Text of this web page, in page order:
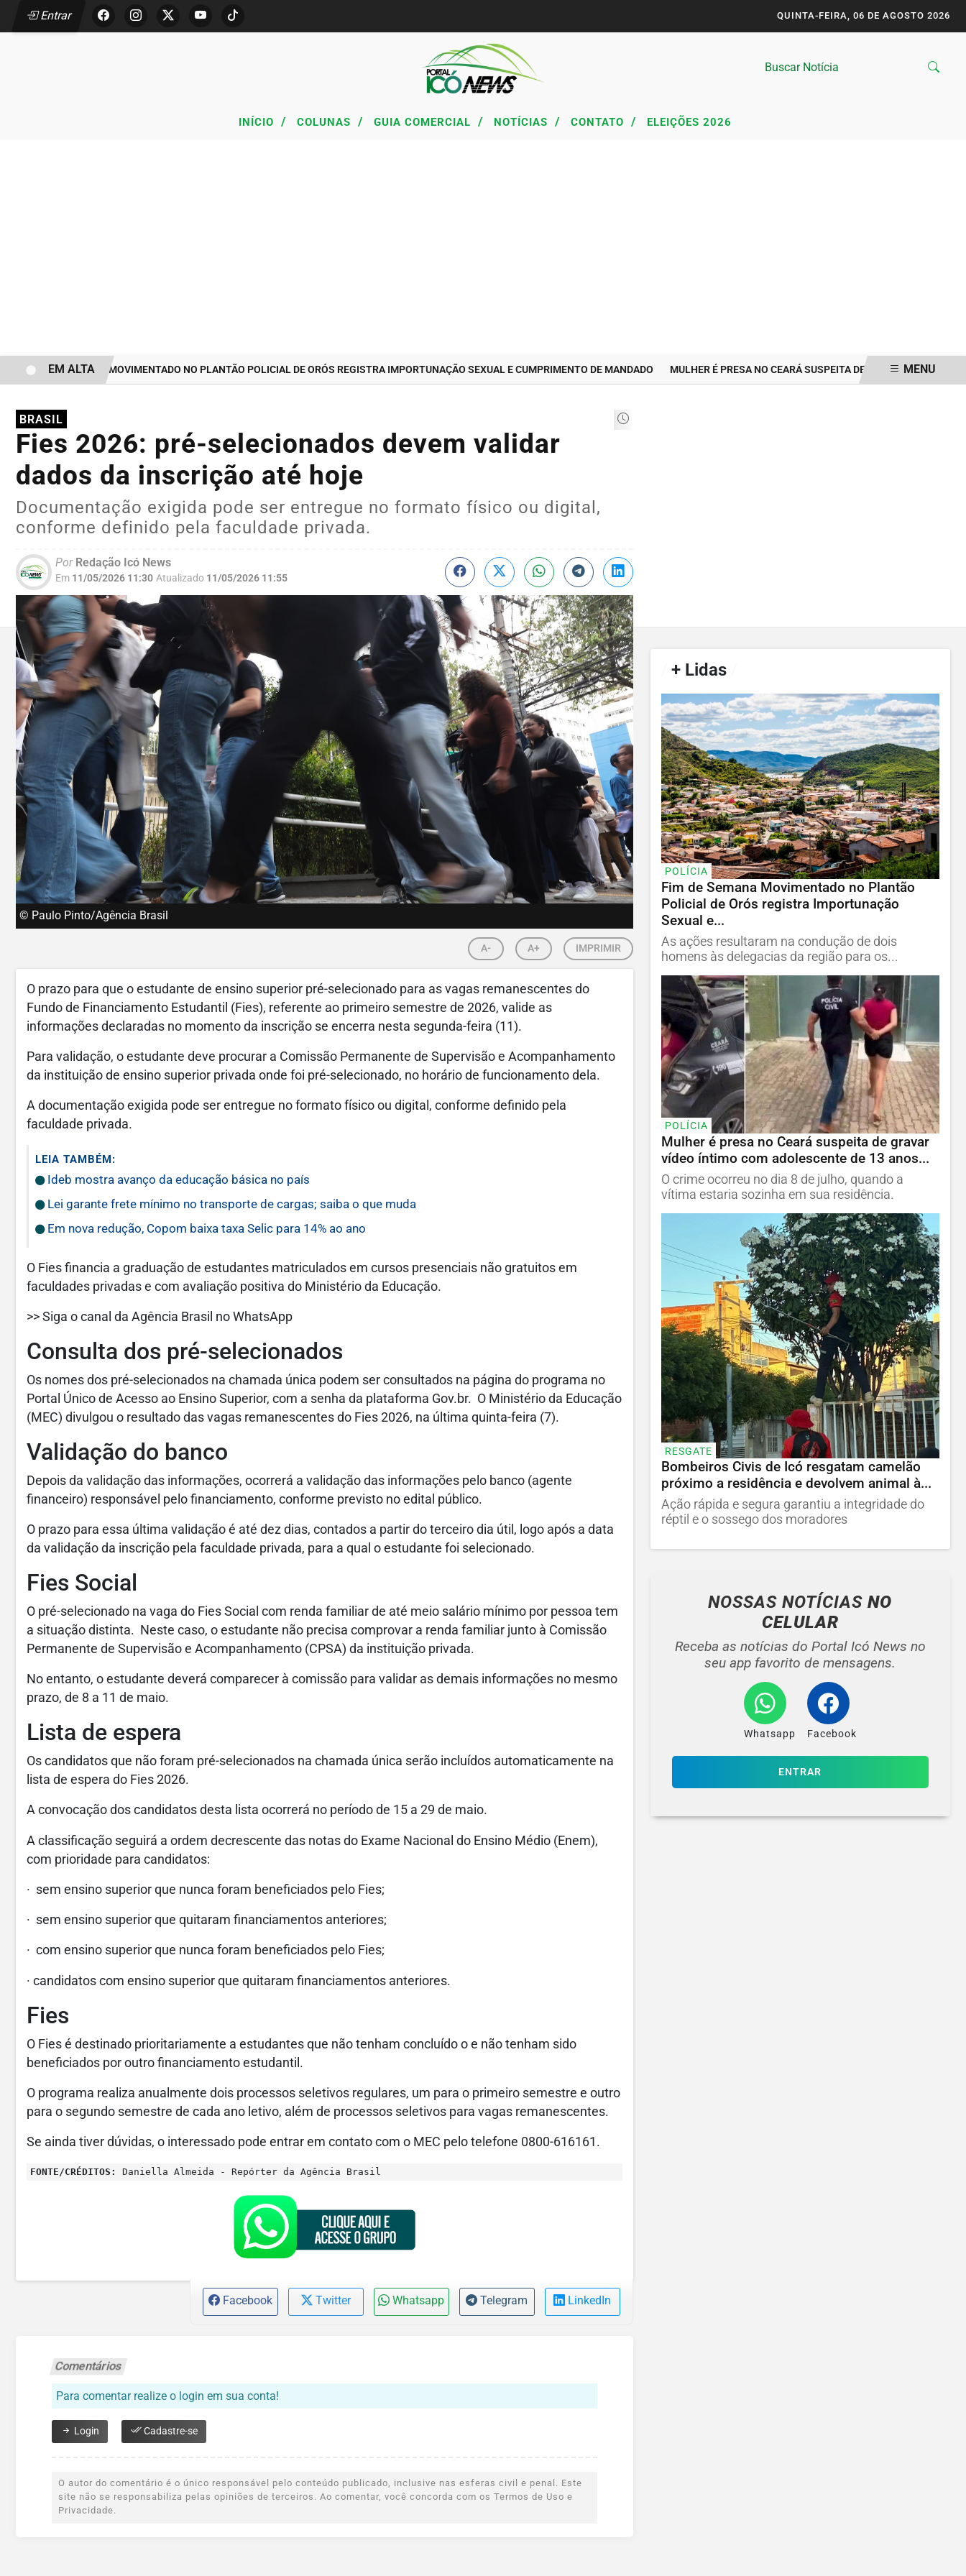
Entrar QUINTA-FEIRA, 06 DE AGOSTO 2026
INÍCIO / COLUNAS / GUIA COMERCIAL / NOTÍCIAS / CONTATO / ELEIÇÕES 2026
FIM DE SEMANA MOVIMENTADO NO PLANTÃO POLICIAL DE ORÓS REGISTRA IMPORTUNAÇÃO SEXUAL E CUMPRIMENTO DE MANDADO MULHER É PRESA NO CEARÁ SUSPEITA DE GRAVAR VÍDEO ÍNTIMO
EM ALTA MENU
BRASIL
Fies 2026: pré-selecionados devem validar
dados da inscrição até hoje
Documentação exigida pode ser entregue no formato físico ou digital,
conforme definido pela faculdade privada.
PorRedação Icó News
Em 11/05/2026 11:30 Atualizado 11/05/2026 11:55
© Paulo Pinto/Agência Brasil
A- A+ IMPRIMIR
O prazo para que o estudante de ensino superior pré-selecionado para as vagas remanescentes do
Fundo de Financiamento Estudantil (Fies), referente ao primeiro semestre de 2026, valide as
informações declaradas no momento da inscrição se encerra nesta segunda-feira (11).
Para validação, o estudante deve procurar a Comissão Permanente de Supervisão e Acompanhamento
da instituição de ensino superior privada onde foi pré-selecionado, no horário de funcionamento dela.
A documentação exigida pode ser entregue no formato físico ou digital, conforme definido pela
faculdade privada.
LEIA TAMBÉM:
Ideb mostra avanço da educação básica no país
Lei garante frete mínimo no transporte de cargas; saiba o que muda
Em nova redução, Copom baixa taxa Selic para 14% ao ano
O Fies financia a graduação de estudantes matriculados em cursos presenciais não gratuitos em
faculdades privadas e com avaliação positiva do Ministério da Educação.
>> Siga o canal da Agência Brasil no WhatsApp
Consulta dos pré-selecionados
Os nomes dos pré-selecionados na chamada única podem ser consultados na página do programa no
Portal Único de Acesso ao Ensino Superior, com a senha da plataforma Gov.br. O Ministério da Educação
(MEC) divulgou o resultado das vagas remanescentes do Fies 2026, na última quinta-feira (7).
Validação do banco
Depois da validação das informações, ocorrerá a validação das informações pelo banco (agente
financeiro) responsável pelo financiamento, conforme previsto no edital público.
O prazo para essa última validação é até dez dias, contados a partir do terceiro dia útil, logo após a data
da validação da inscrição pela faculdade privada, para a qual o estudante foi selecionado.
Fies Social
O pré-selecionado na vaga do Fies Social com renda familiar de até meio salário mínimo por pessoa tem
a situação distinta. Neste caso, o estudante não precisa comprovar a renda familiar junto à Comissão
Permanente de Supervisão e Acompanhamento (CPSA) da instituição privada.
No entanto, o estudante deverá comparecer à comissão para validar as demais informações no mesmo
prazo, de 8 a 11 de maio.
Lista de espera
Os candidatos que não foram pré-selecionados na chamada única serão incluídos automaticamente na
lista de espera do Fies 2026.
A convocação dos candidatos desta lista ocorrerá no período de 15 a 29 de maio.
A classificação seguirá a ordem decrescente das notas do Exame Nacional do Ensino Médio (Enem),
com prioridade para candidatos:
· sem ensino superior que nunca foram beneficiados pelo Fies;
· sem ensino superior que quitaram financiamentos anteriores;
· com ensino superior que nunca foram beneficiados pelo Fies;
· candidatos com ensino superior que quitaram financiamentos anteriores.
Fies
O Fies é destinado prioritariamente a estudantes que não tenham concluído o e não tenham sido
beneficiados por outro financiamento estudantil.
O programa realiza anualmente dois processos seletivos regulares, um para o primeiro semestre e outro
para o segundo semestre de cada ano letivo, além de processos seletivos para vagas remanescentes.
Se ainda tiver dúvidas, o interessado pode entrar em contato com o MEC pelo telefone 0800-616161.
FONTE/CRÉDITOS: Daniella Almeida - Repórter da Agência Brasil
Facebook Twitter Whatsapp Telegram LinkedIn
Comentários
Para comentar realize o login em sua conta!
Login Cadastre-se
O autor do comentário é o único responsável pelo conteúdo publicado, inclusive nas esferas civil e penal. Este
site não se responsabiliza pelas opiniões de terceiros. Ao comentar, você concorda com os Termos de Uso e
Privacidade.
+ Lidas
POLÍCIA
Fim de Semana Movimentado no Plantão
Policial de Orós registra Importunação
Sexual e...
As ações resultaram na condução de dois
homens às delegacias da região para os...
POLÍCIA
Mulher é presa no Ceará suspeita de gravar
vídeo íntimo com adolescente de 13 anos...
O crime ocorreu no dia 8 de julho, quando a
vítima estaria sozinha em sua residência.
RESGATE
Bombeiros Civis de Icó resgatam camelão
próximo a residência e devolvem animal à...
Ação rápida e segura garantiu a integridade do
réptil e o sossego dos moradores
NOSSAS NOTÍCIASNO
CELULAR
Receba as notícias do Portal Icó News no
seu app favorito de mensagens.
Whatsapp Facebook
ENTRAR